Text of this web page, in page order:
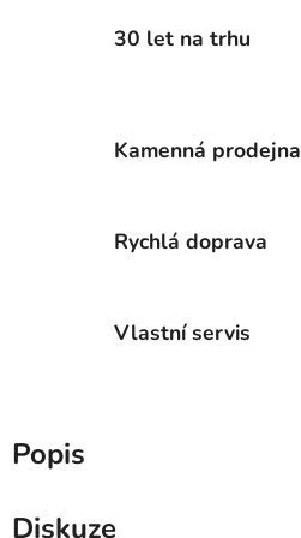
30 let na trhu
Kamenná prodejna
Rychlá doprava
Vlastní servis
Popis
Diskuze